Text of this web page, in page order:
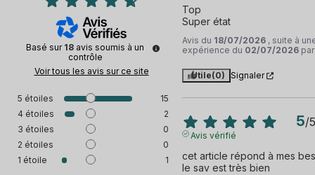
Basé sur 18 avis soumis à un
contrôle
Voir tous les avis sur ce site
5 étoiles
15
4 étoiles
2
3 étoiles
0
2 étoiles
0
1 étoile 1
Top
Super état
Avis du 18/07/2026 , suite à
expérience du 02/07/2026
Utile(0) Signaler
5/5
Avis vérifié
cet article répond à mes
le sav est très bien